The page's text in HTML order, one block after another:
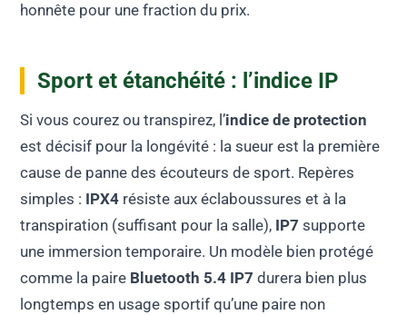
honnête pour une fraction du prix.
Sport et étanchéité : l’indice IP
Si vous courez ou transpirez, l’indice de protection
est décisif pour la longévité : la sueur est la première
cause de panne des écouteurs de sport. Repères
simples : IPX4 résiste aux éclaboussures et à la
transpiration (suffisant pour la salle), IP7 supporte
une immersion temporaire. Un modèle bien protégé
comme la paire Bluetooth 5.4 IP7 durera bien plus
longtemps en usage sportif qu’une paire non